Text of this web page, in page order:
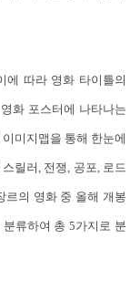
에 따라 영화 타이틀의
화 포스터에 나타나는
미지맵을 통해 한눈에
릴러, 전쟁, 공포, 로드
르의 영화 중 올해 개봉
류하여 총 5가지로 분